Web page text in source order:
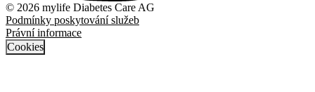
© 2026 mylife Diabetes Care AG
Podmínky poskytování služeb
Právní informace
Cookies